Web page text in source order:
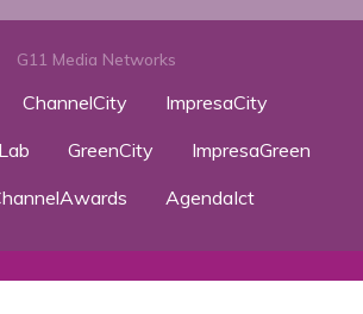
G11 Media Networks
ChannelCity
ImpresaCity
GreenCity
ImpresaGreen
AgendaIct